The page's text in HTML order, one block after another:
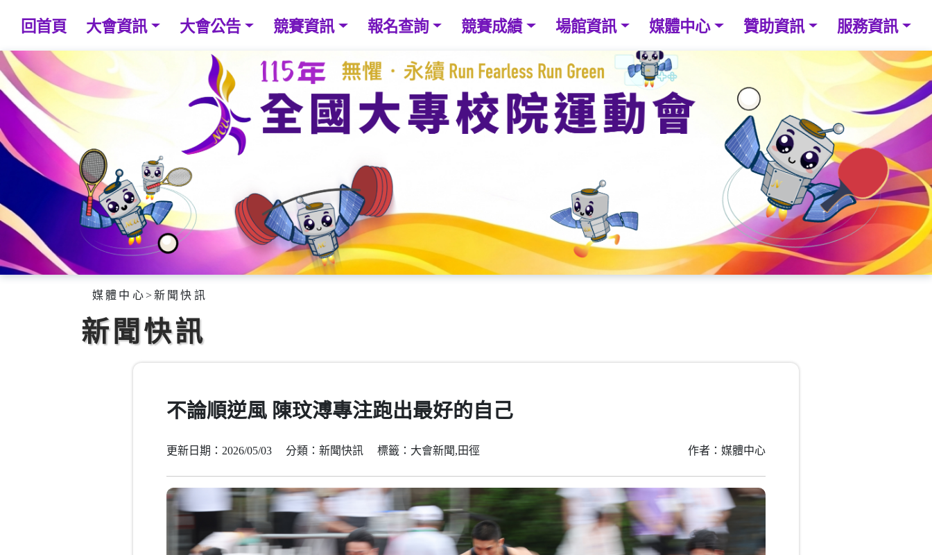
回首頁 大會資訊 大會公告 競賽資訊 報名查詢 競賽成績 場館資訊 媒體中心 贊助資訊 服務資訊
媒體中心>新聞快訊
新聞快訊
不論順逆風 陳玟溥專注跑出最好的自己
更新日期：2026/05/03 分類：新聞快訊 標籤：大會新聞,田徑 作者：媒體中心